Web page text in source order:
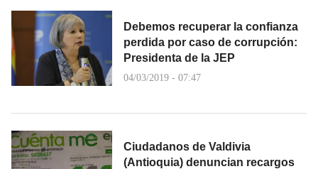
Debemos recuperar la confianza
perdida por caso de corrupción:
Presidenta de la JEP
04/03/2019 - 07:47
Ciudadanos de Valdivia
(Antioquia) denuncian recargos